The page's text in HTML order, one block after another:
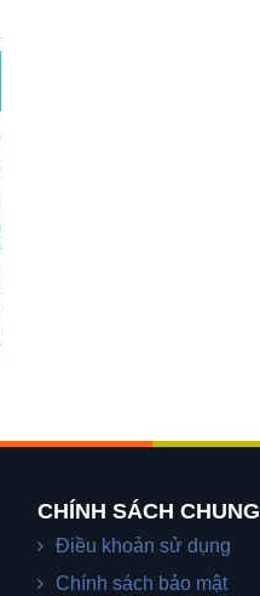
CHÍNH SÁCH CHUNG
Điều khoản sử dụng
Chính sách bảo mật